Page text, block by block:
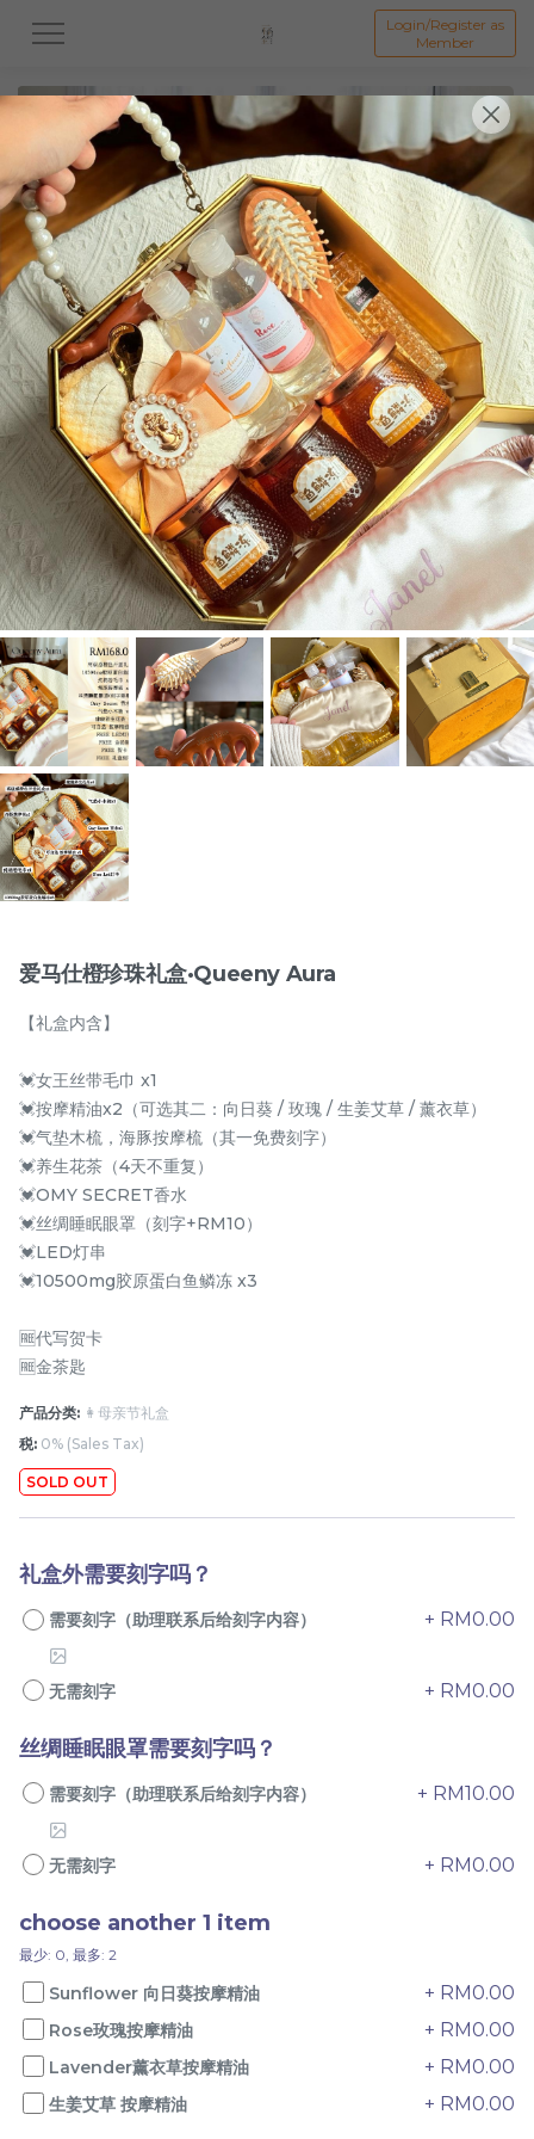
Login/Register as
Member
All 中秋系列礼盒 👩母亲节礼盒 👨🏻父亲节礼盒
物品
月满藤香 配套一
RM118.00
-
RM128.00
月满藤香 配套四
RM148.00
-
58.00
- +
爱马仕橙珍珠礼盒·Queeny Aura
【礼盒内含】
💓女王丝带毛巾 x1
💓按摩精油x2（可选其二：向日葵 / 玫瑰 / 生姜艾草 / 薰衣草）
💓气垫木梳，海豚按摩梳（其一免费刻字）
💓养生花茶（4天不重复）
💓OMY SECRET香水
💓丝绸睡眠眼罩（刻字+RM10）
💓LED灯串
💓10500mg胶原蛋白鱼鳞冻 x3
🆓代写贺卡
🆓金茶匙
产品分类: 👩母亲节礼盒
税: 0% (Sales Tax)
SOLD OUT
礼盒外需要刻字吗？
需要刻字（助理联系后给刻字内容） + RM0.00
无需刻字 + RM0.00
丝绸睡眠眼罩需要刻字吗？
需要刻字（助理联系后给刻字内容） + RM10.00
无需刻字 + RM0.00
choose another 1 item
最少: 0, 最多: 2
Sunflower 向日葵按摩精油 + RM0.00
Rose玫瑰按摩精油 + RM0.00
Lavender薰衣草按摩精油 + RM0.00
生姜艾草 按摩精油 + RM0.00